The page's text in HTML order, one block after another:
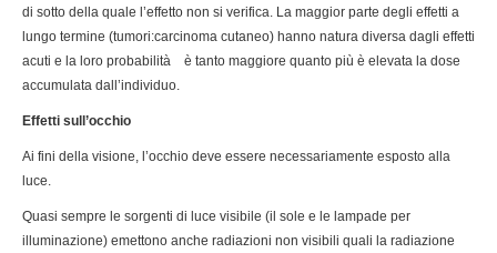
di sotto della quale l’effetto non si verifica. La maggior parte degli effetti a
lungo termine (tumori:carcinoma cutaneo) hanno natura diversa dagli effetti
acuti e la loro probabilità è tanto maggiore quanto più è elevata la dose
accumulata dall’individuo.
Effetti sull’occhio
Ai fini della visione, l’occhio deve essere necessariamente esposto alla
luce.
Quasi sempre le sorgenti di luce visibile (il sole e le lampade per
illuminazione) emettono anche radiazioni non visibili quali la radiazione